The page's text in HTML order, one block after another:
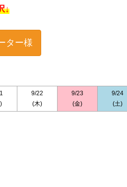
↓
ター様
9/22
(木)
9/23
(金)
9/24
(土)